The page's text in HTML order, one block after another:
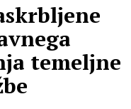
temeljne